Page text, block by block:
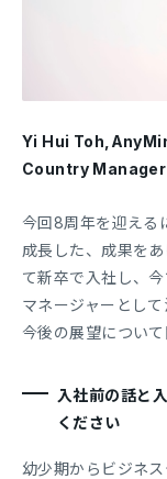
Yi Hui
Country Manager
今回8周年を迎える
成長した、成果を
て新卒で入社し、
マネージャーとし
今後の展望について
入社前の話と
ください
幼少期からビジネ